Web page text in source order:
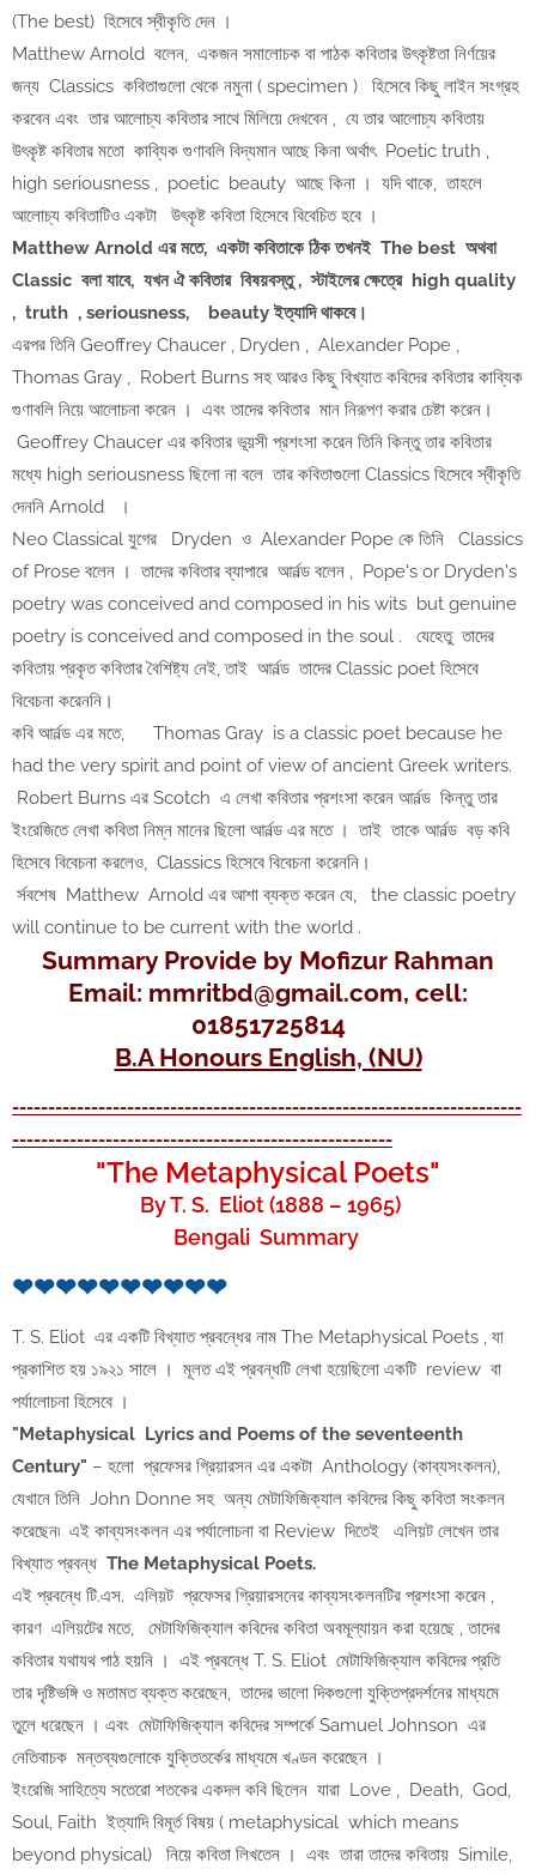
(The best) হিসেবে স্বীকৃতি দেন ।
Matthew Arnold বলেন, একজন সমালোচক বা পাঠক কবিতার উৎকৃষ্টতা নির্ণয়ের
জন্য Classics কবিতাগুলো থেকে নমুনা ( specimen ) হিসেবে কিছু লাইন সংগ্রহ
করবেন এবং তার আলোচ্য কবিতার সাথে মিলিয়ে দেখবেন , যে তার আলোচ্য কবিতায়
উৎকৃষ্ট কবিতার মতো কাব্যিক গুণাবলি বিদ্যমান আছে কিনা অর্থাৎ Poetic truth ,
high seriousness , poetic beauty আছে কিনা । যদি থাকে, তাহলে
আলোচ্য কবিতাটিও একটা উৎকৃষ্ট কবিতা হিসেবে বিবেচিত হবে ।
Matthew Arnold এর মতে, একটা কবিতাকে ঠিক তখনই The best অথবা
Classic বলা যাবে, যখন ঐ কবিতার বিষয়বস্তু , স্টাইলের ক্ষেত্রে high quality
, truth , seriousness, beauty ইত্যাদি থাকবে।
এরপর তিনি Geoffrey Chaucer , Dryden , Alexander Pope ,
Thomas Gray , Robert Burns সহ আরও কিছু বিখ্যাত কবিদের কবিতার কাব্যিক
গুণাবলি নিয়ে আলোচনা করেন । এবং তাদের কবিতার মান নিরূপণ করার চেষ্টা করেন।
Geoffrey Chaucer এর কবিতার ভূয়সী প্রশংসা করেন তিনি কিন্তু তার কবিতার
মধ্যে high seriousness ছিলো না বলে তার কবিতাগুলো Classics হিসেবে স্বীকৃতি
দেননি Arnold ।
Neo Classical যুগের Dryden ও Alexander Pope কে তিনি Classics
of Prose বলেন । তাদের কবিতার ব্যাপারে আর্নল্ড বলেন , Pope's or Dryden's
poetry was conceived and composed in his wits but genuine
poetry is conceived and composed in the soul . যেহেতু তাদের
কবিতায় প্রকৃত কবিতার বৈশিষ্ট্য নেই, তাই আর্নল্ড তাদের Classic poet হিসেবে
বিবেচনা করেননি।
কবি আর্নল্ড এর মতে, Thomas Gray is a classic poet because he
had the very spirit and point of view of ancient Greek writers.
Robert Burns এর Scotch এ লেখা কবিতার প্রশংসা করেন আর্নল্ড কিন্তু তার
ইংরেজিতে লেখা কবিতা নিম্ন মানের ছিলো আর্নল্ড এর মতে । তাই তাকে আর্নল্ড বড় কবি
হিসেবে বিবেচনা করলেও, Classics হিসেবে বিবেচনা করেননি।
র্সবশেষ Matthew Arnold এর আশা ব্যক্ত করেন যে, the classic poetry
will continue to be current with the world .
Summary Provide by Mofizur Rahman
Email: mmritbd@gmail.com, cell:
01851725814
B.A Honours English, (NU)
-----------------------------------------------------------------------
-----------------------------------------------------
"The Metaphysical Poets"
By T. S. Eliot (1888 – 1965)
Bengali Summary
❤❤❤❤❤❤❤❤❤❤
T. S. Eliot এর একটি বিখ্যাত প্রবন্ধের নাম The Metaphysical Poets , যা
প্রকাশিত হয় ১৯২১ সালে । মূলত এই প্রবন্ধটি লেখা হয়েছিলো একটি review বা
পর্যালোচনা হিসেবে ।
"Metaphysical Lyrics and Poems of the seventeenth
Century" – হলো প্রফেসর গ্রিয়ারসন এর একটা Anthology (কাব্যসংকলন),
যেখানে তিনি John Donne সহ অন্য মেটাফিজিক্যাল কবিদের কিছু কবিতা সংকলন
করেছেন৷ এই কাব্যসংকলন এর পর্যালোচনা বা Review দিতেই এলিয়ট লেখেন তার
বিখ্যাত প্রবন্ধ The Metaphysical Poets.
এই প্রবন্ধে টি.এস. এলিয়ট প্রফেসর গ্রিয়ারসনের কাব্যসংকলনটির প্রশংসা করেন ,
কারণ এলিয়টের মতে, মেটাফিজিক্যাল কবিদের কবিতা অবমূল্যায়ন করা হয়েছে , তাদের
কবিতার যথাযথ পাঠ হয়নি । এই প্রবন্ধে T. S. Eliot মেটাফিজিক্যাল কবিদের প্রতি
তার দৃষ্টিভঙ্গি ও মতামত ব্যক্ত করেছেন, তাদের ভালো দিকগুলো যুক্তিপ্রদর্শনের মাধ্যমে
তুলে ধরেছেন । এবং মেটাফিজিক্যাল কবিদের সম্পর্কে Samuel Johnson এর
নেতিবাচক মন্তব্যগুলোকে যুক্তিতর্কের মাধ্যমে খণ্ডন করেছেন ।
ইংরেজি সাহিত্যে সতেরো শতকের একদল কবি ছিলেন যারা Love , Death, God,
Soul, Faith ইত্যাদি বিমূর্ত বিষয় ( metaphysical which means
beyond physical) নিয়ে কবিতা লিখতেন । এবং তারা তাদের কবিতায় Simile,